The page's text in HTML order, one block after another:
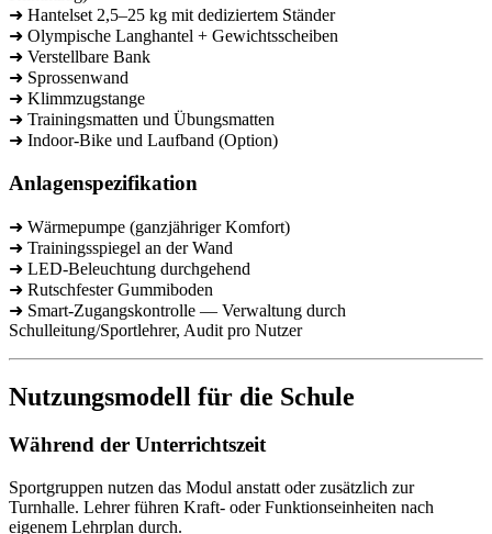
➜ Hantelset 2,5–25 kg mit dediziertem Ständer
➜ Olympische Langhantel + Gewichtsscheiben
➜ Verstellbare Bank
➜ Sprossenwand
➜ Klimmzugstange
➜ Trainingsmatten und Übungsmatten
➜ Indoor-Bike und Laufband (Option)
Anlagenspezifikation
➜ Wärmepumpe (ganzjähriger Komfort)
➜ Trainingsspiegel an der Wand
➜ LED-Beleuchtung durchgehend
➜ Rutschfester Gummiboden
➜ Smart-Zugangskontrolle — Verwaltung durch
Schulleitung/Sportlehrer, Audit pro Nutzer
Nutzungsmodell für die Schule
Während der Unterrichtszeit
Sportgruppen nutzen das Modul anstatt oder zusätzlich zur
Turnhalle. Lehrer führen Kraft- oder Funktionseinheiten nach
eigenem Lehrplan durch.